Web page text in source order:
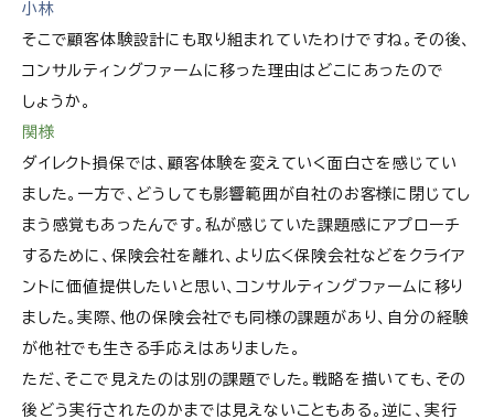
小林
そこで顧客体験設計にも取り組まれていたわけですね。その後、
コンサルティングファームに移った理由はどこにあったので
しょうか。
関様
ダイレクト損保では、顧客体験を変えていく面白さを感じてい
ました。一方で、どうしても影響範囲が自社のお客様に閉じてし
まう感覚もあったんです。私が感じていた課題感にアプローチ
するために、保険会社を離れ、より広く保険会社などをクライア
ントに価値提供したいと思い、コンサルティングファームに移り
ました。実際、他の保険会社でも同様の課題があり、自分の経験
が他社でも生きる手応えはありました。
ただ、そこで見えたのは別の課題でした。戦略を描いても、その
後どう実行されたのかまでは見えないこともある。逆に、実行